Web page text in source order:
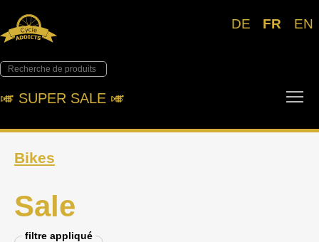
DE FR EN
🎺︎ SUPER SALE 🎺︎
Bikes
Sale
filtre appliqué